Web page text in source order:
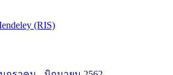
(RIS)